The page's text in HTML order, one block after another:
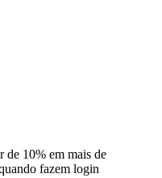
de 10% em mais de
fazem login